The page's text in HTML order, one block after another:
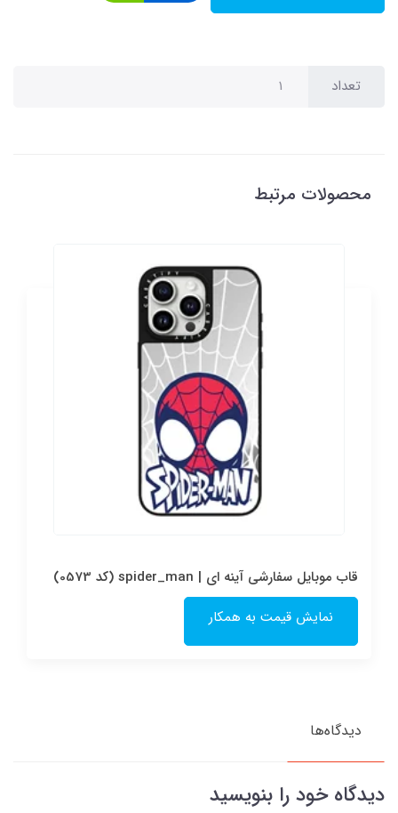
تعداد
محصولات مرتبط
قاب موبایل سفارشی آینه ای | spider_man (کد 0573)
نمایش قیمت به همکار
دیدگاه‌ها
دیدگاه خود را بنویسید